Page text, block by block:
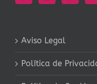
Aviso Legal
Política de